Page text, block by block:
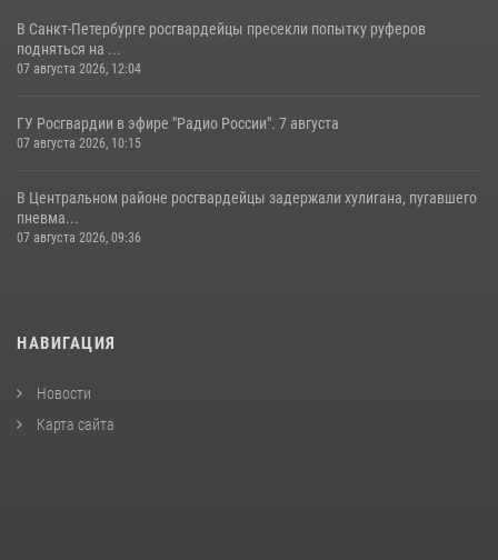
В Санкт-Петербурге росгвардейцы пресекли попытку руферов
подняться на ...
07 августа 2026, 12:04
ГУ Росгвардии в эфире "Радио России". 7 августа
07 августа 2026, 10:15
В Центральном районе росгвардейцы задержали хулигана, пугавшего
пневма...
07 августа 2026, 09:36
НАВИГАЦИЯ
Новости
Карта сайта